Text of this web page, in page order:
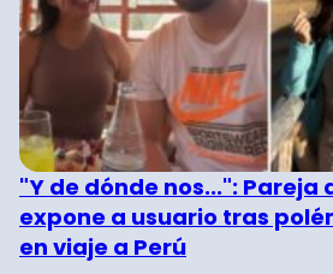
"Y de dónde nos...": Pareja
expone a usuario tras
en viaje a Perú